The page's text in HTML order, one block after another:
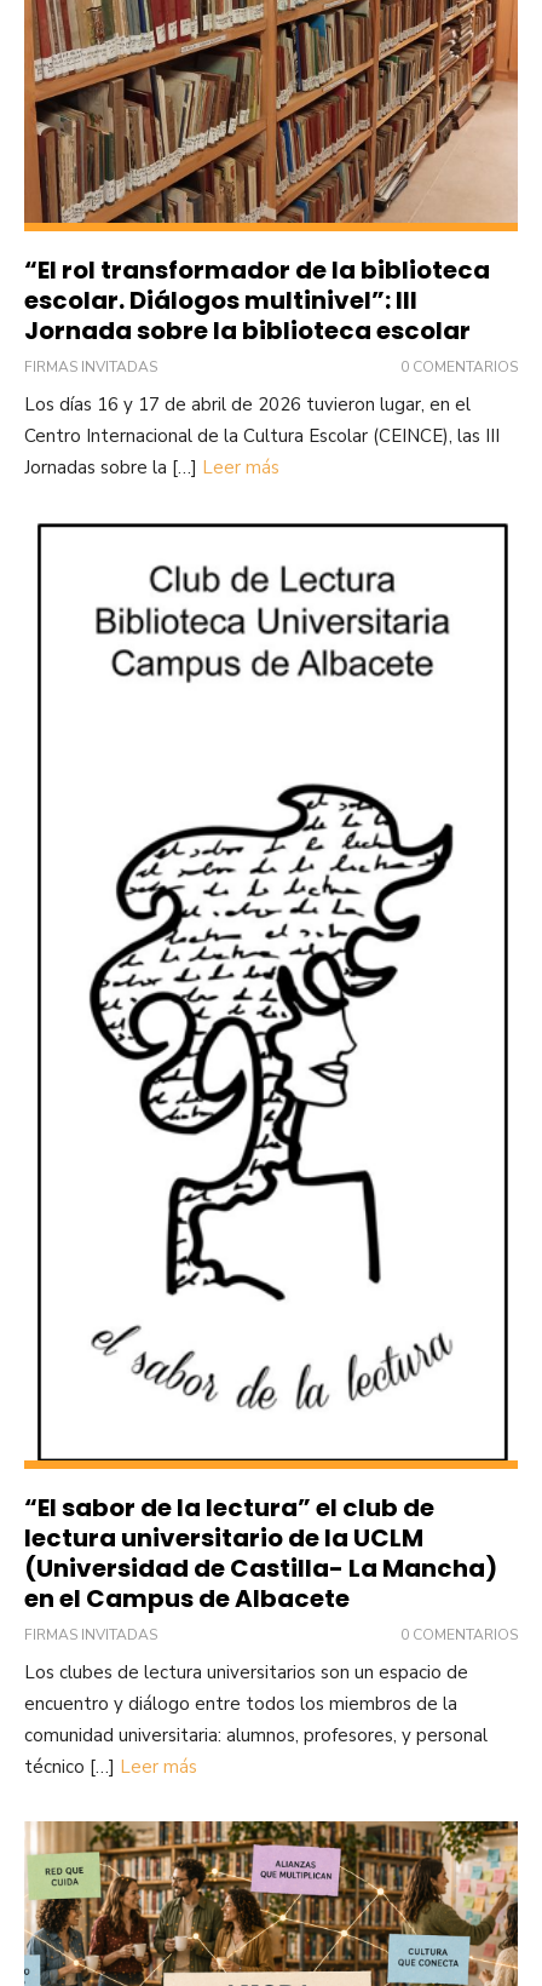
“El rol transformador de la biblioteca
escolar. Diálogos multinivel”: III
Jornada sobre la biblioteca escolar
FIRMAS INVITADAS 0 COMENTARIOS
Los días 16 y 17 de abril de 2026 tuvieron lugar, en el
Centro Internacional de la Cultura Escolar (CEINCE), las III
Jornadas sobre la […] Leer más
“El sabor de la lectura” el club de
lectura universitario de la UCLM
(Universidad de Castilla- La Mancha)
en el Campus de Albacete
FIRMAS INVITADAS 0 COMENTARIOS
Los clubes de lectura universitarios son un espacio de
encuentro y diálogo entre todos los miembros de la
comunidad universitaria: alumnos, profesores, y personal
técnico […] Leer más